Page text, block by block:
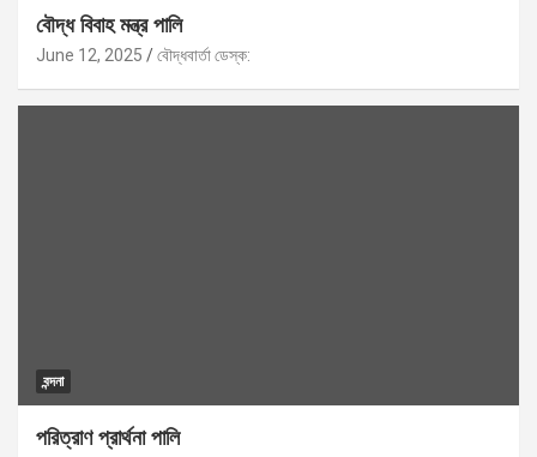
বৌদ্ধ বিবাহ মন্ত্র পালি
June 12, 2025 বৌদ্ধবার্তা ডেস্ক:
বন্দনা
পরিত্রাণ প্রার্থনা পালি